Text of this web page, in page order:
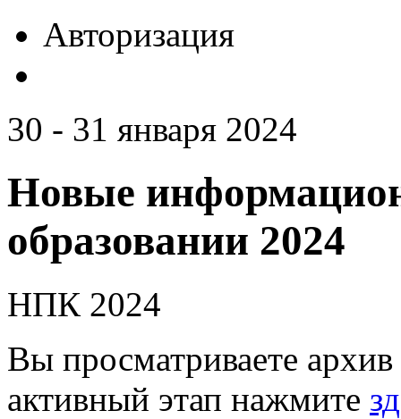
Авторизация
30 - 31 января 2024
Новые
образовании 2024
НПК 2024
Вы просматриваете
активный этап нажмите